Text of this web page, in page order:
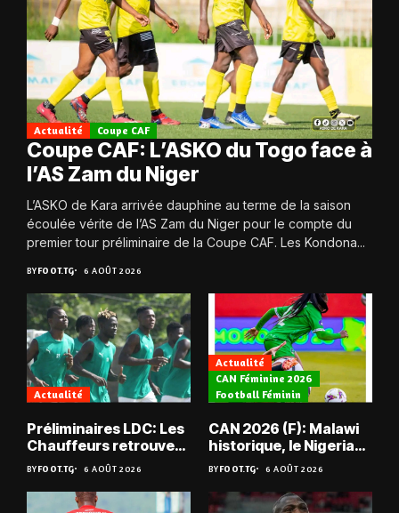
Actualité Coupe CAF
Coupe CAF: L’ASKO du Togo face à
l’AS Zam du Niger
L’ASKO de Kara arrivée dauphine au terme de la saison
écoulée vérite de l’AS Zam du Niger pour le compte du
premier tour préliminaire de la Coupe CAF. Les Kondona...
BYFOOT.TG 6 AOÛT 2026
Actualité
Préliminaires LDC: Les
Chauffeurs retrouvent
les Mimos
BYFOOT.TG 6 AOÛT 2026
Actualité
CAN Féminine 2026
Football Féminin
CAN 2026 (F): Malawi
historique, le Nigeria
sauvé, la Zambie
éliminée
BYFOOT.TG 6 AOÛT 2026